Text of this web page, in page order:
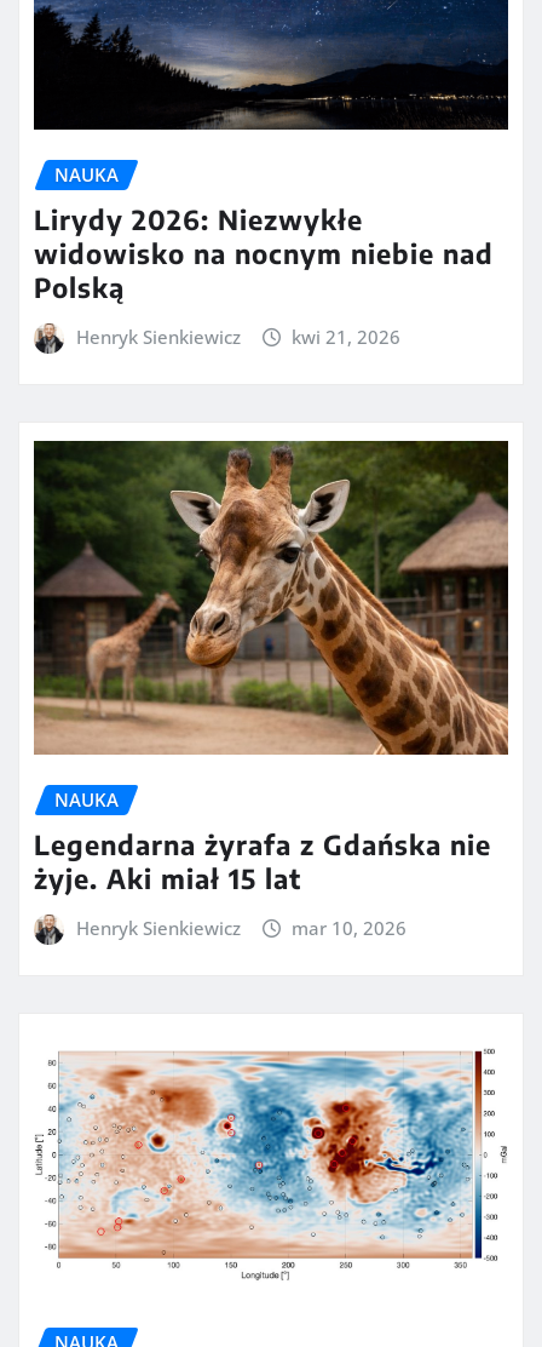
NAUKA
Lirydy 2026: Niezwykłe
widowisko na nocnym niebie nad
Polską
Henryk Sienkiewicz kwi 21, 2026
NAUKA
Legendarna żyrafa z Gdańska nie
żyje. Aki miał 15 lat
Henryk Sienkiewicz mar 10, 2026
NAUKA